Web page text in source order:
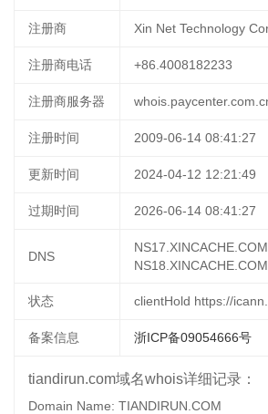
注册商 Xin Net Technology
注册商电话 +86.4008182233
注册商服务器
注册时间 2009-06-14 08:41:27
更新时间 2024-04-12 12:21:49
过期时间 2026-06-14 08:41:27
DNS
NS17.XINCACHE.COM
NS18.XINCACHE.COM
状态 clientHold https://
备案信息 浙ICP备09054666号
tiandirun.com域名whois详细记录：
Domain Name: TIANDIRUN.COM